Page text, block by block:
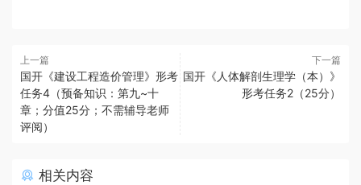
上一篇
国开《建设工程造价管理》形考
任务4（预备知识：第九~十
章；分值25分；不需辅导老师
评阅）
下一篇
国开《人体解剖生理学（本）》
形考任务2（25分）
相关内容